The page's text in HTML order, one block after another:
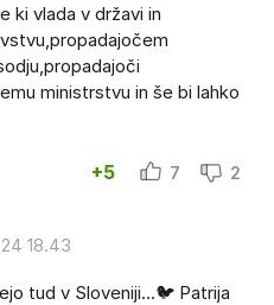
ki vlada v državi in
ministrstvu in še bi lahko
+5 7 2
18.43
tud v Sloveniji...🐦 Patrija